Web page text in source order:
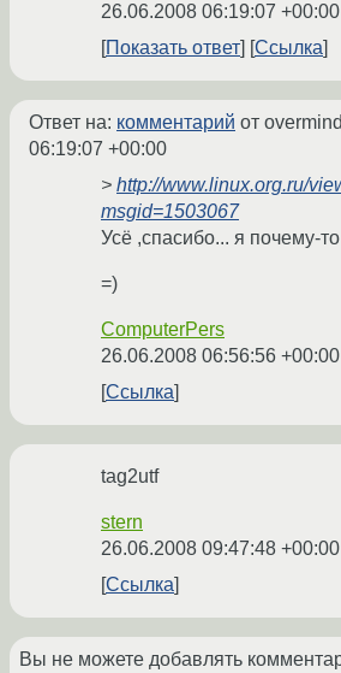
26.06.2008 06:19:07 +00:00
Показать ответ
Ссылка
Ответ на: комментарий от
06:19:07 +00:00
> http://www.linux.org.ru/
msgid=1503067
Усё ,спасибо... я почему-
=)
ComputerPers
26.06.2008 06:56:56 +00:00
Ссылка
tag2utf
stern
26.06.2008 09:47:48 +00:00
Ссылка
Вы не можете добавлять